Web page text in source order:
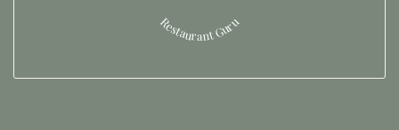
Restaurant Guru